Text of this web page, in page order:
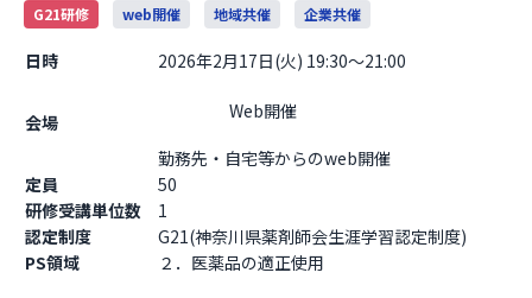
G21研修 web開催 地域共催 企業共催
日時 2026年2月17日(火) 19:30～21:00
会場
勤務先・自宅等からのweb開催
定員
50
研修受講単位数
1
認定制度
G21(神奈川県薬剤師会生涯学習認定制度)
PS領域
２．医薬品の適正使用